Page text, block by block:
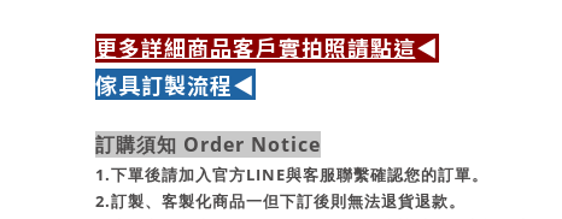
更多詳細商品客戶實拍照請點這◀
傢具訂製流程◀
訂購須知 Order Notice
1.下單後請加入官方LINE與客服聯繫確認您的訂單。
2.訂製、客製化商品一但下訂後則無法退貨退款。